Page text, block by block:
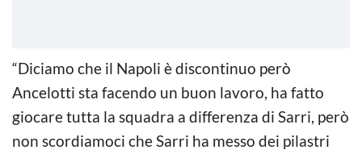
“Diciamo che il Napoli è discontinuo però
Ancelotti sta facendo un buon lavoro, ha fatto
giocare tutta la squadra a differenza di Sarri, però
non scordiamoci che Sarri ha messo dei pilastri